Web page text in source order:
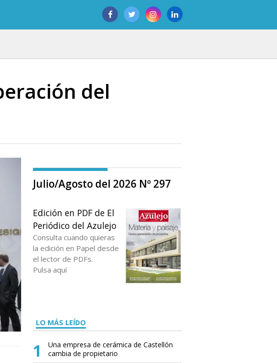
del
Julio/Agosto del 2026 Nº 297
Edición en PDF de El
Periódico del Azulejo
Consulta cuando quieras
la edición en Papel desde
el lector de PDFs.
Pulsa aquí
LO MÁS LEÍDO
1
Una empresa de cerámica de Castellón
cambia de propietario